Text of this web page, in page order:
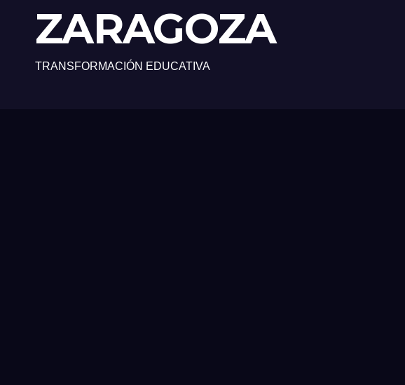
ZARAGOZA
TRANSFORMACIÓN EDUCATIVA